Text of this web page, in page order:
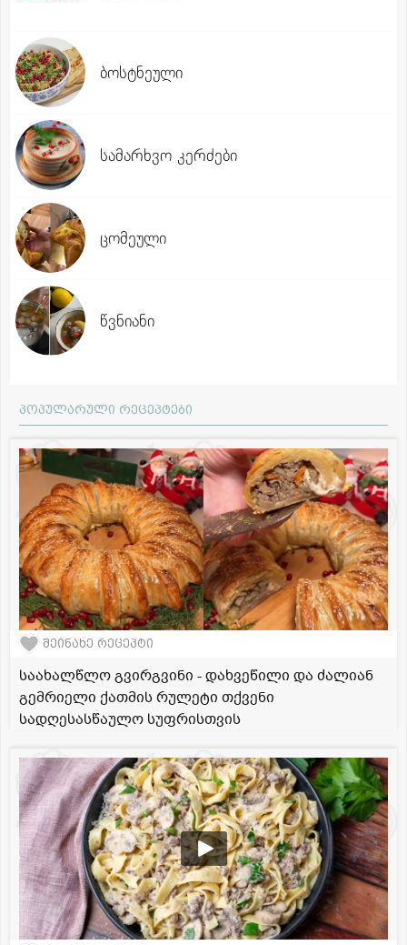
ბოსტნეული
სამარხვო კერძები
ცომეული
წვნიანი
პოპულარული რეცეპტები
შეინახე რეცეპტი
საახალწლო გვირგვინი - დახვეწილი და ძალიან
გემრიელი ქათმის რულეტი თქვენი
სადღესასწაულო სუფრისთვის